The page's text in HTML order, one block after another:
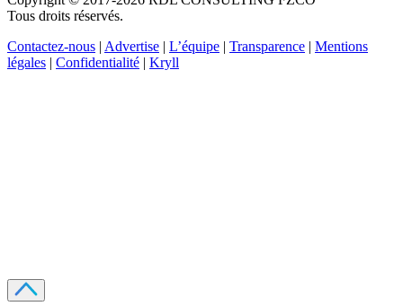
Tous droits réservés.
Contactez-nous | Advertise | L’équipe | Transparence | Mentions
légales | Confidentialité | Kryll